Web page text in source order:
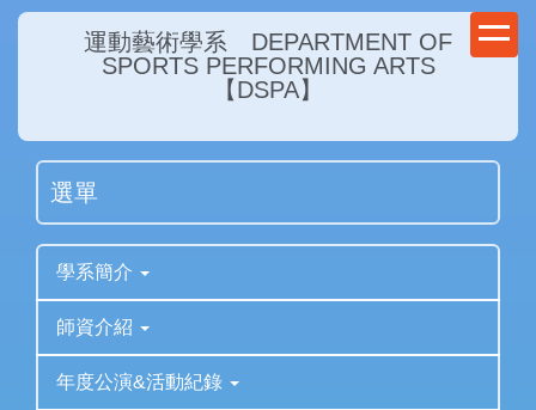
跳
內
運動藝術學系 DEPARTMENT OF
SPORTS PERFORMING ARTS
【DSPA】
選單
學系簡介
師資介紹
年度公演&活動紀錄